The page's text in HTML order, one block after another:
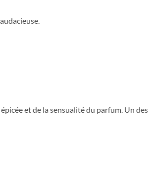
et de la sensualité du parfum. Un